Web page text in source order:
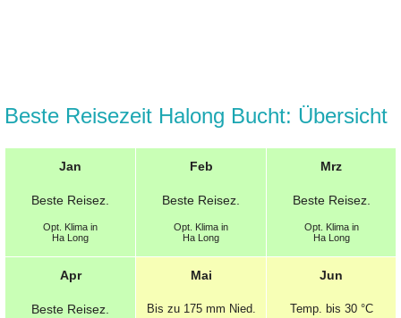
Beste Reisezeit Halong Bucht: Übersicht
Jan
Beste Reisez.
Opt. Klima in
Ha Long
Feb
Beste Reisez.
Opt. Klima in
Ha Long
Mrz
Beste Reisez.
Opt. Klima in
Ha Long
Apr
Beste Reisez.
Mai
Bis zu 175 mm Nied.
Jun
Temp. bis 30 °C